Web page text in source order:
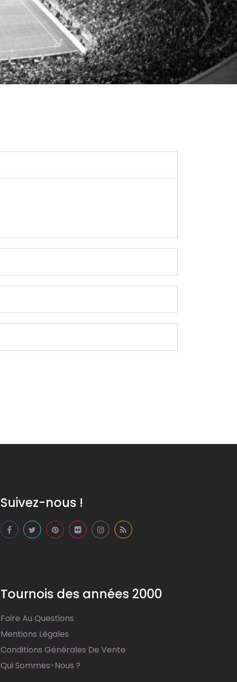
Suivez-nous !
Tournois des années 2000
Foire Au Questions
Mentions Légales
Conditions Générales De Vente
Qui Sommes-Nous ?